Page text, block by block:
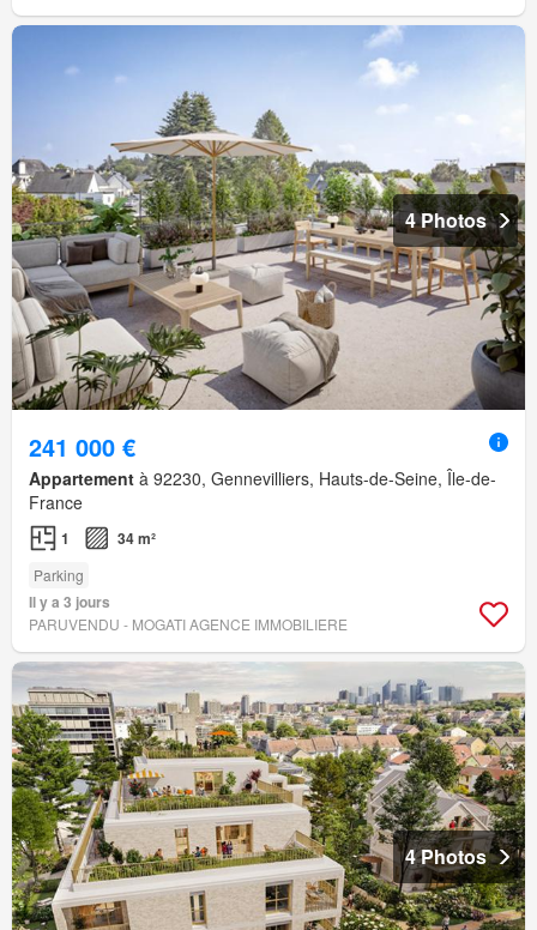
4 Photos
241 000 €
Appartement à 92230, Gennevilliers, Hauts-de-Seine, Île-de-
France
1 34 m²
Parking
Il y a 3 jours
PARUVENDU - MOGATI AGENCE IMMOBILIERE
4 Photos